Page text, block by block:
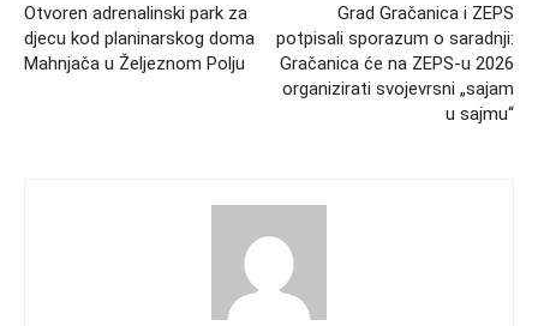
Otvoren adrenalinski park za
djecu kod planinarskog doma
Mahnjača u Željeznom Polju
Grad Gračanica i ZEPS
potpisali sporazum o saradnji:
Gračanica će na ZEPS-u 2026
organizirati svojevrsni „sajam
u sajmu“